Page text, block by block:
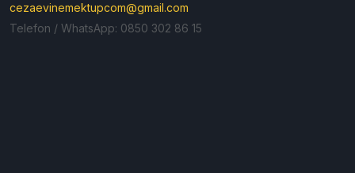
cezaevinemektupcom@gmail.com
Telefon / WhatsApp: 0850 302 86 15